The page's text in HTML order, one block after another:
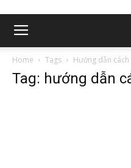
Home Tags Hướng dẫn
Tag: hướng dẫn